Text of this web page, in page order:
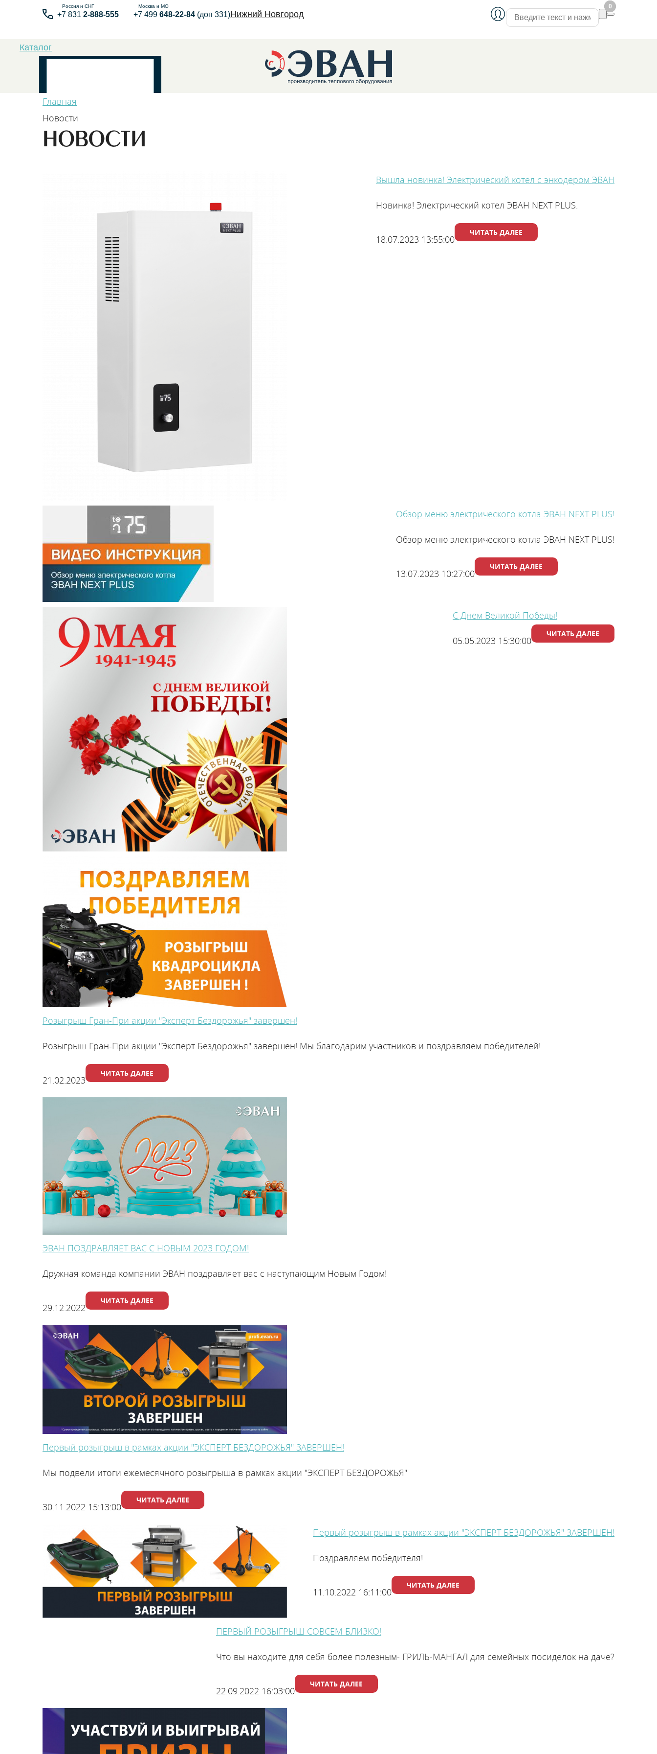
+7 831 2-888-555 +7 499 648-22-84 (доп 331)Нижний Новгород
0
0
Каталог
Проточные электрические водонагреватели
Теплоаккумуляторы
Системы управления отоплением
Связаться с техподдержкой
Сервисные центры
Гарантийный ремонт
Документация
Подобрать запчасти для котла
Найти
Информация
Производство
Фото и Видео
Чертежи и BIM-модели
Главная
Новости
НОВОСТИ
Вышла новинка! Электрический котел с энкодером ЭВАН
Новинка! Электрический котел ЭВАН NEXT PLUS.
18.07.2023 13:55:00
ЧИТАТЬ ДАЛЕЕ
Обзор меню электрического котла ЭВАН NEXT PLUS!
Обзор меню электрического котла ЭВАН NEXT PLUS!
13.07.2023 10:27:00
ЧИТАТЬ ДАЛЕЕ
С Днем Великой Победы!
05.05.2023 15:30:00
ЧИТАТЬ ДАЛЕЕ
Розыгрыш Гран-При акции "Эксперт Бездорожья" завершен!
Розыгрыш Гран-При акции "Эксперт Бездорожья" завершен! Мы благодарим участников и поздравляем победителей!
21.02.2023
ЧИТАТЬ ДАЛЕЕ
ЭВАН ПОЗДРАВЛЯЕТ ВАС С НОВЫМ 2023 ГОДОМ!
Дружная команда компании ЭВАН поздравляет вас с наступающим Новым Годом!
29.12.2022
ЧИТАТЬ ДАЛЕЕ
Первый розыгрыш в рамках акции "ЭКСПЕРТ БЕЗДОРОЖЬЯ" ЗАВЕРШЕН!
Мы подвели итоги ежемесячного розыгрыша в рамках акции "ЭКСПЕРТ БЕЗДОРОЖЬЯ"
30.11.2022 15:13:00
ЧИТАТЬ ДАЛЕЕ
Первый розыгрыш в рамках акции "ЭКСПЕРТ БЕЗДОРОЖЬЯ" ЗАВЕРШЕН!
Поздравляем победителя!
11.10.2022 16:11:00
ЧИТАТЬ ДАЛЕЕ
ПЕРВЫЙ РОЗЫГРЫШ СОВСЕМ БЛИЗКО!
Что вы находите для себя более полезным- ГРИЛЬ-МАНГАЛ для семейных посиделок на даче?
22.09.2022 16:03:00
ЧИТАТЬ ДАЛЕЕ